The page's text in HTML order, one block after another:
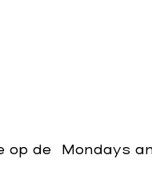
op de Mondays